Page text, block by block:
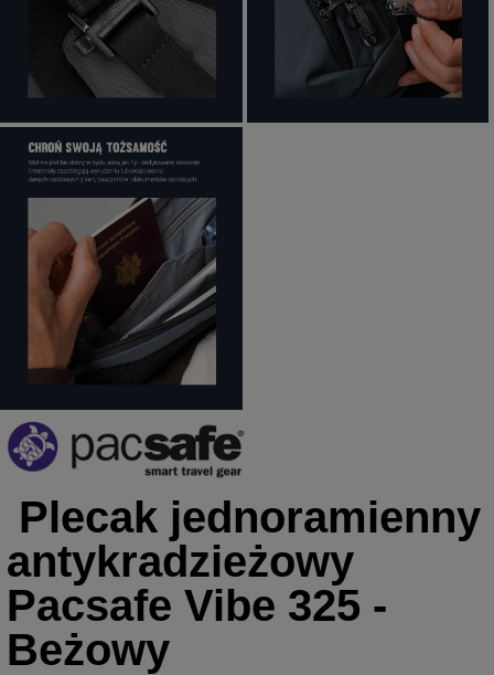
Plecak jednoramienny
antykradzieżowy
Pacsafe Vibe 325 -
Beżowy